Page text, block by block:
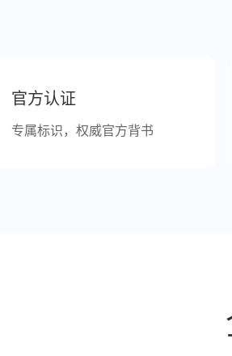
官方认证
专属标识，权威官方背书